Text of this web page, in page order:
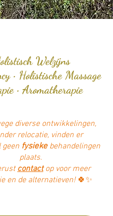
Welzijns
• Holistische Massage
• Aromatherapie
diverse ontwikkelingen,
relocatie, vinden er
geen fysieke behandelingen
plaats.
contactop voor meer
en de alternatieven! 🍀✨